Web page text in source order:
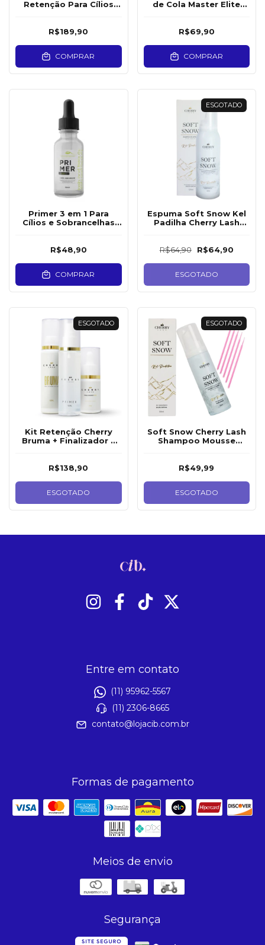
Retenção Para Cílios
R$189,90
COMPRAR
de Cola Master Elite
R$69,90
COMPRAR
Primer 3 em 1 Para
Cílios e Sobrancelhas
R$48,90
COMPRAR
ESGOTADO
Espuma Soft Snow Kel
Padilha Cherry Lash
R$64,90
R$64,90
ESGOTADO
ESGOTADO
Kit Retenção Cherry
Bruma + Finalizador +
R$138,90
ESGOTADO
ESGOTADO
Soft Snow Cherry Lash
Shampoo Mousse
R$49,99
ESGOTADO
Entre em contato
(11) 95962-5567
(11) 2306-8665
contato@lojacib.com.br
Formas de pagamento
Meios de envio
Segurança